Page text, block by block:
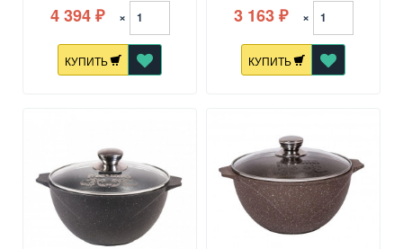
4 394 ₽ ×
КУПИТЬ
3 163 ₽ ×
КУПИТЬ